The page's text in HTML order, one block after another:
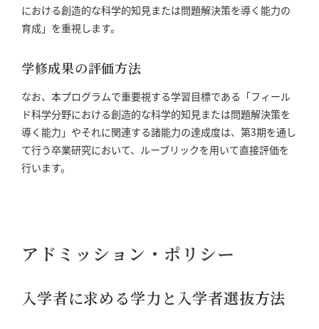
における創造的な科学的知見または問題解決策を導く能力の
育成」を重視します。
学修成果の評価方法
なお、本プログラムで重要視する学習目標である「フィール
ド科学分野における創造的な科学的知見または問題解決策を
導く能力」やそれに関連する諸能力の達成度は、第3期を通し
て行う卒業研究において、ルーブリックを用いて直接評価を
行います。
アドミッション・ポリシー
入学者に求める学力と入学者選抜方法